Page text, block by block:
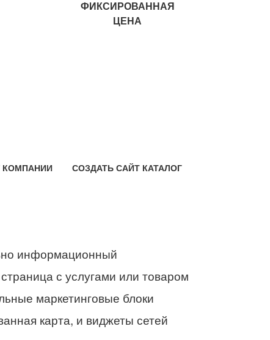
ФИКСИРОВАННАЯ
ЦЕНА
КОМПАНИИ СОЗДАТЬ САЙТ КАТАЛОГ
информационный
с услугами или товаром
маркетинговые блоки
карта, и виджеты сетей